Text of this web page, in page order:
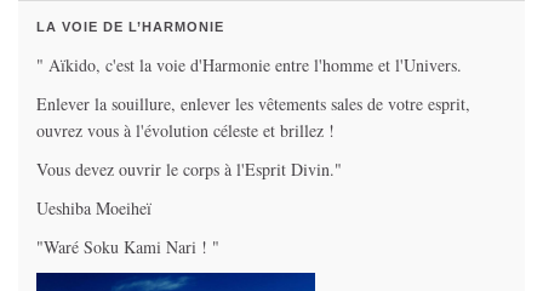
LA VOIE DE L’HARMONIE
" Aïkido, c'est la voie d'Harmonie entre l'homme et l'Univers.
Enlever la souillure, enlever les vêtements sales de votre esprit,
ouvrez vous à l'évolution céleste et brillez !
Vous devez ouvrir le corps à l'Esprit Divin."
Ueshiba Moeiheï
"Waré Soku Kami Nari ! "